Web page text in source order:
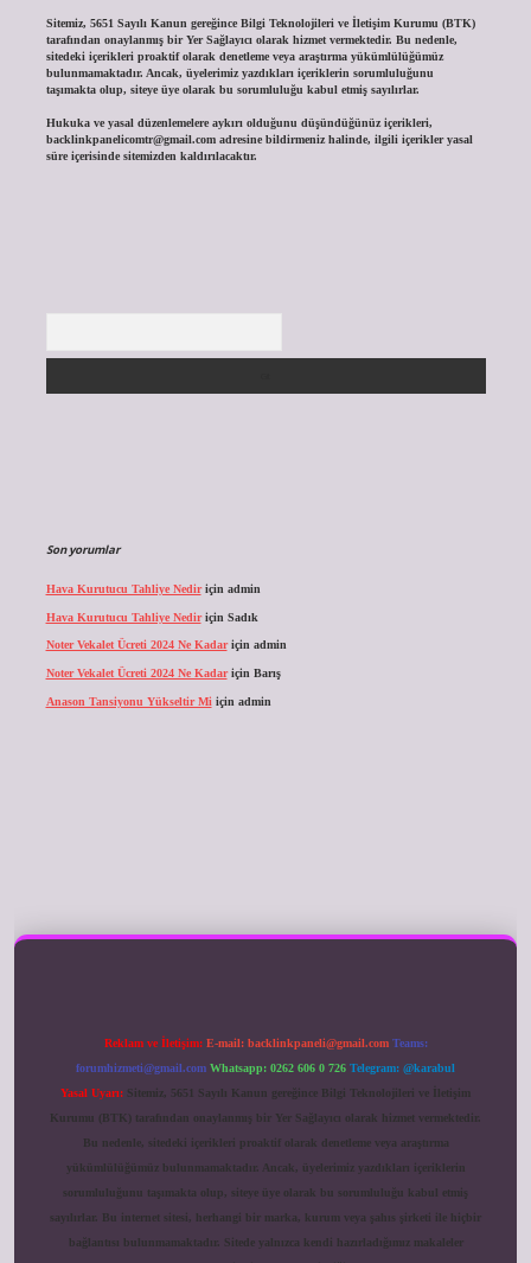
Sitemiz, 5651 Sayılı Kanun gereğince Bilgi Teknolojileri ve İletişim Kurumu (BTK)
tarafından onaylanmış bir Yer Sağlayıcı olarak hizmet vermektedir. Bu nedenle,
sitedeki içerikleri proaktif olarak denetleme veya araştırma yükümlülüğümüz
bulunmamaktadır. Ancak, üyelerimiz yazdıkları içeriklerin sorumluluğunu
taşımakta olup, siteye üye olarak bu sorumluluğu kabul etmiş sayılırlar.
Hukuka ve yasal düzenlemelere aykırı olduğunu düşündüğünüz içerikleri,
backlinkpanelicomtr@gmail.comadresine bildirmeniz halinde, ilgili içerikler yasal
süre içerisinde sitemizden kaldırılacaktır.
Son yorumlar
Hava Kurutucu Tahliye Nediriçin admin
Hava Kurutucu Tahliye Nediriçin Sadık
Noter Vekalet Ücreti 2024 Ne Kadariçin admin
Noter Vekalet Ücreti 2024 Ne Kadariçin Barış
Anason Tansiyonu Yükseltir Mi için admin
Reklam ve İletişim: E-mail: backlinkpaneli@gmail.com Teams:
forumhizmeti@gmail.com Whatsapp: 0262 606 0 726 Telegram: @karabul
Yasal Uyarı: Sitemiz, 5651 Sayılı Kanun gereğince Bilgi Teknolojileri ve İletişim
Kurumu (BTK) tarafından onaylanmış bir Yer Sağlayıcı olarak hizmet vermektedir.
Bu nedenle, sitedeki içerikleri proaktif olarak denetleme veya araştırma
yükümlülüğümüz bulunmamaktadır. Ancak, üyelerimiz yazdıkları içeriklerin
sorumluluğunu taşımakta olup, siteye üye olarak bu sorumluluğu kabul etmiş
sayılırlar. Bu internet sitesi, herhangi bir marka, kurum veya şahıs şirketi ile hiçbir
bağlantısı bulunmamaktadır. Sitede yalnızca kendi hazırladığımız makaleler